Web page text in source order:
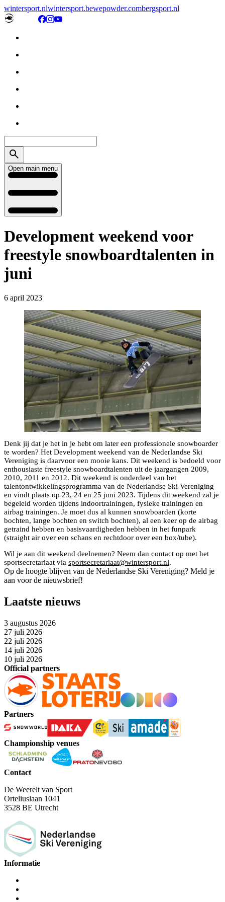
wintersport.nlwintersport.bewepowder.combergsport.nl
Open main menu
Development weekend voor
freestyle snowboardtalenten in
juni
6 april 2023
Denk jij dat je het in je hebt om later een professionele snowboarder
te worden? Het Development weekend van de Nederlandse Ski
Vereniging is daarvoor een mooie kans. Dit weekend is bedoeld voor
enthousiaste freestyle snowboardtalenten uit de jaargangen 2009,
2010, 2011 en 2012. Dit weekend is onderdeel van het
talentontwikkelingsprogramma van de Nederlandse Ski Vereniging
en vindt plaats op 23, 24 en 25 juni 2023. Tijdens dit weekend zal je
begeleid worden tijdens indoortrainingen, fysieke trainingen en
airbag trainingen. Je moet dus al kunnen snowboarden (korte
bochten, lange bochten en switch bochten), al een keer op de airbag
getraind hebben en basisvaardigheden hebben in het funpark
(straight air over een schans en rechtdoor over een box/tube).
Wil je aan dit weekend deelnemen? Neem dan contact op met het
sportsecretariaat via sportsecretariaat@wintersport.nl.
Op de hoogte blijven van de Nederlandse Ski Vereniging? Meld je
aan voor de nieuwsbrief!
Laatste nieuws
3 augustus 2026
27 juli 2026
22 juli 2026
14 juli 2026
10 juli 2026
Official partners
Partners
Championship venues
Contact
De Weerelt van Sport
Orteliuslaan 1041
3528 BE Utrecht
Informatie